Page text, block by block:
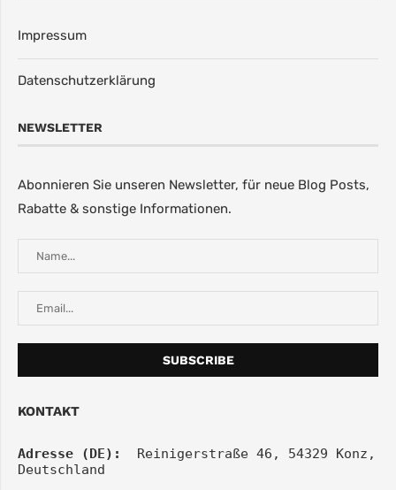
Impressum
Datenschutzerklärung
NEWSLETTER
Abonnieren Sie unseren Newsletter, für neue Blog Posts,
Rabatte & sonstige Informationen.
KONTAKT
Adresse (DE):
Reinigerstraße 46, 54329 Konz,
Deutschland